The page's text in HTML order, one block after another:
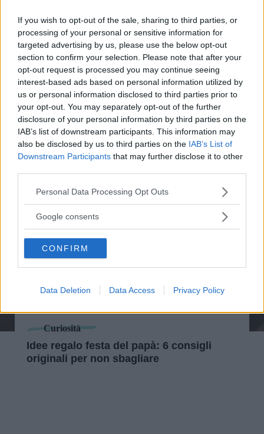
If you wish to opt-out of the sale, sharing to third parties, or
processing of your personal or sensitive information for
targeted advertising by us, please use the below opt-out
section to confirm your selection. Please note that after your
opt-out request is processed you may continue seeing
interest-based ads based on personal information utilized by
us or personal information disclosed to third parties prior to
your opt-out. You may separately opt-out of the further
disclosure of your personal information by third parties on the
IAB’s list of downstream participants. This information may
also be disclosed by us to third parties on the IAB’s List of
Downstream Participants that may further disclose it to other
Please note that this website/app uses one or more Google
not limited to your visit or usage behaviour. You may click to
use your data for below specified purposes in below Google
consent section.
Personal Data Processing Opt Outs
Google consents
CONFIRM
Data Deletion Data Access Privacy Policy
Curiosità
"Al migliore dei papà": da Beckham a
Curiosità
Idee regalo festa del papà: 6 consigli
originali per non sbagliare